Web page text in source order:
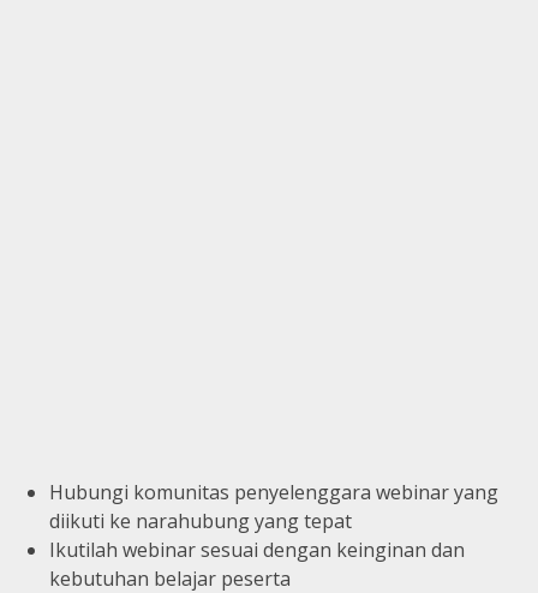
Hubungi komunitas penyelenggara webinar yang
diikuti ke narahubung yang tepat
Ikutilah webinar sesuai dengan keinginan dan
kebutuhan belajar peserta